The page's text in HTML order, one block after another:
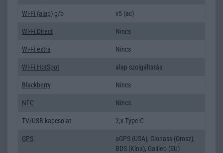
Wi-Fi (alap) g/b v5 (ac)
Wi-Fi Direct Nincs
Wi-Fi extra Nincs
Wi-Fi HotSpot alap szolgáltatás
Blackberry Nincs
NFC Nincs
TV/USB kapcsolat 2,x Type-C
GPS
aGPS (USA), Glonass (Orosz),
BDS (Kína), Galileo (EU)